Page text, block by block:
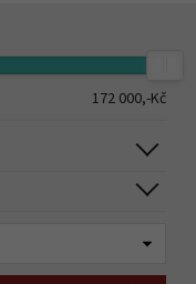
172 000,-Kč